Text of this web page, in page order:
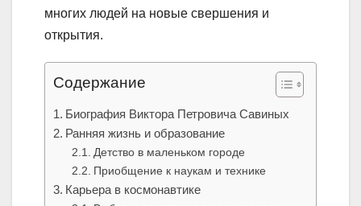
многих людей на новые свершения и
открытия.
Содержание
Биография Виктора Петровича Савиных
Ранняя жизнь и образование
Детство в маленьком городе
Приобщение к наукам и технике
Карьера в космонавтике